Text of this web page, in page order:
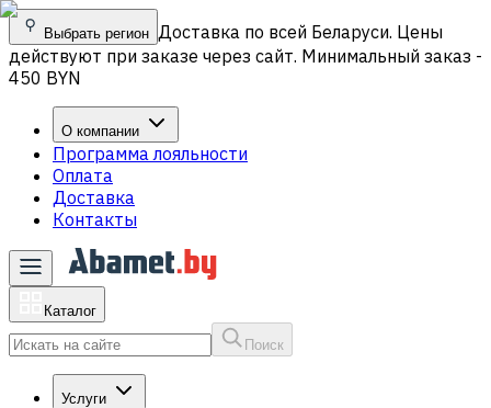
Выбрать регион Доставка по всей Беларуси. Цены
действуют при заказе через сайт. Минимальный заказ -
450 BYN
О компании
Программа лояльности
Оплата
Доставка
Контакты
Каталог
Поиск
Услуги